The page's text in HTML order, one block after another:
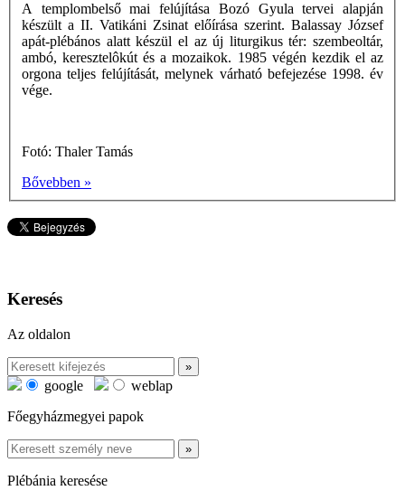
A templombelső mai felújítása Bozó Gyula tervei alapján
készült a II. Vatikáni Zsinat előírása szerint. Balassay József
apát-plébános alatt készül el az új liturgikus tér: szembeoltár,
ambó, keresztelôkút és a mozaikok. 1985 végén kezdik el az
orgona teljes felújítását, melynek várható befejezése 1998. év
vége.
Fotó: Thaler Tamás
Bővebben »
Keresés
Az oldalon
google
weblap
Főegyházmegyei papok
Plébánia keresése